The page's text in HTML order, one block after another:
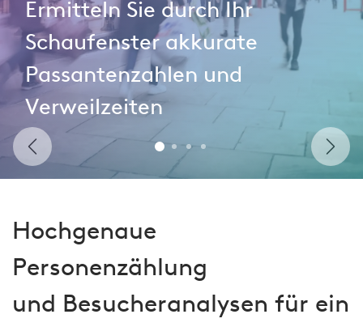
Ermitteln Sie durch Ihr
Schaufenster akkurate
Passantenzahlen und
Verweilzeiten
Zurück
Hochgenaue
Personenzählung
und Besucheranalysen für ein